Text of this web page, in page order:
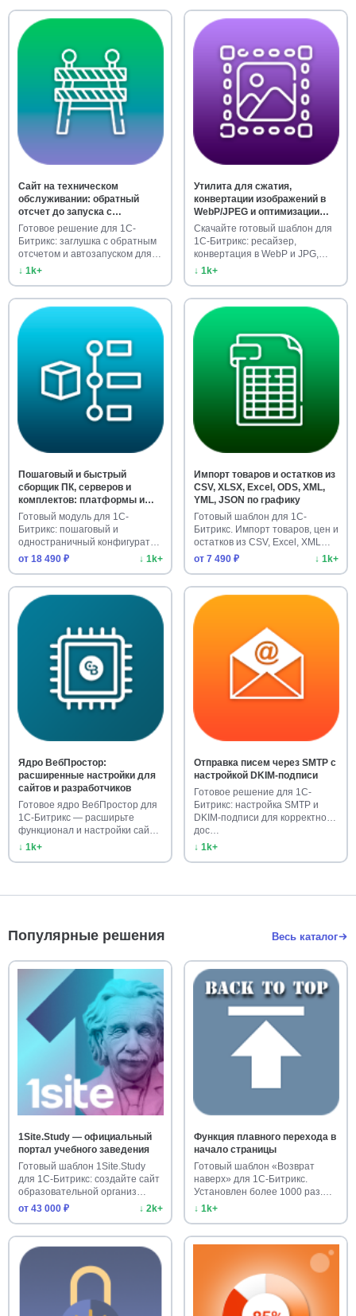
Сайт на техническом
обслуживании: обратный
отсчет до запуска с
автозапуском
Готовое решение для 1С-
Битрикс: заглушка с обратным
отсчетом и автозапуском для
…
↓ 1k+
Утилита для сжатия,
конвертации изображений в
WebP/JPEG и оптимизации
фото
Скачайте готовый шаблон для
1С-Битрикс: ресайзер,
конвертация в WebP и JPG,
опти…
↓ 1k+
Пошаговый и быстрый
сборщик ПК, серверов и
комплектов: платформы и
услуги
Готовый модуль для 1С-
Битрикс: пошаговый и
одностраничный конфигуратор
ПК, серве…
от 18 490 ₽ ↓ 1k+
Импорт товаров и остатков из
CSV, XLSX, Excel, ODS, XML,
YML, JSON по графику
Готовый шаблон для 1С-
Битрикс. Импорт товаров, цен и
остатков из CSV, Excel, XML…
от 7 490 ₽
↓ 1k+
Ядро ВебПростор:
расширенные настройки для
сайтов и разработчиков
Готовое ядро ВебПростор для
1С-Битрикс — расширьте
функционал и настройки сайта.
…
↓ 1k+
Отправка писем через SMTP с
настройкой DKIM-подписи
Готовое решение для 1С-
Битрикс: настройка SMTP и
DKIM-подписи для корректной
дос…
↓ 1k+
Популярные решения Весь каталог
1Site.Study — официальный
портал учебного заведения
Готовый шаблон 1Site.Study
для 1С-Битрикс: создайте сайт
образовательной организ…
от 43 000 ₽
↓ 2k+
Функция плавного перехода в
начало страницы
Готовый шаблон «Возврат
наверх» для 1С-Битрикс.
Установлен более 1000 раз.
Улучш…
↓ 1k+